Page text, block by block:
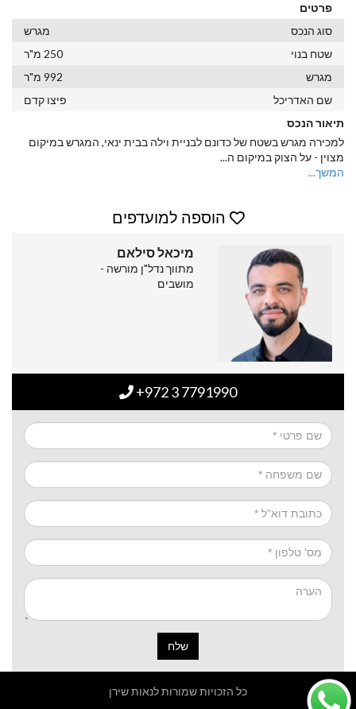
פרטים
סוג הנכס
מגרש
שטח בנוי
250 מ"ר
מגרש
992 מ"ר
שם האדריכל
פיצו קדם
תיאור הנכס
למכירה מגרש בשטח של כדונם לבניית וילה בבית ינאי, המגרש במיקום
מצוין - על הצוק במיקום ה...
המשך...
הוספה למועדפים
מיכאל סילאם
מתווך נדל"ן מורשה -
מושבים
+972 3 7791990
שלח
כל הזכויות שמורות לנאות שירן